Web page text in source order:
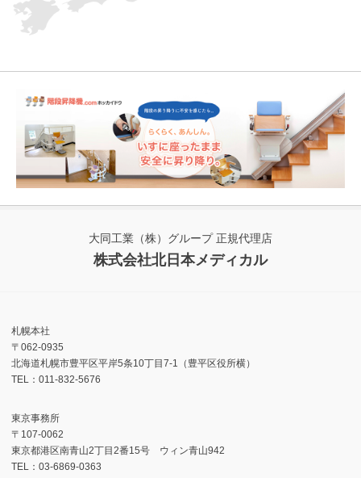
大同工業（株）グループ 正規代理店
株式会社北日本メディカル
札幌本社
〒062-0935
北海道札幌市豊平区平岸5条10丁目7-1（豊平区役所横）
TEL：011-832-5676
東京事務所
〒107-0062
東京都港区南青山2丁目2番15号 ウィン青山942
TEL：03-6869-0363